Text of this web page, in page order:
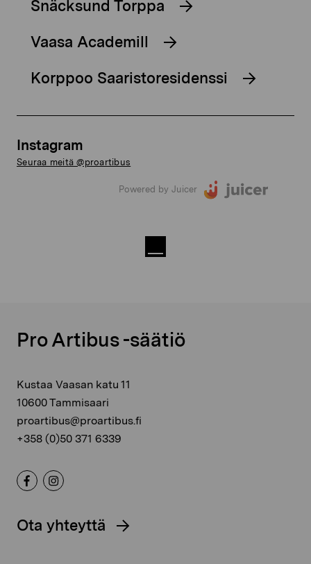
Snäcksund Torppa
Vaasa Academill
Korppoo Saaristoresidenssi
Instagram
Seuraa meitä @proartibus
Powered by Juicer
Pro Artibus -säätiö
Kustaa Vaasan katu 11
10600 Tammisaari
proartibus@proartibus.fi
+358 (0)50 371 6339
Ota yhteyttä